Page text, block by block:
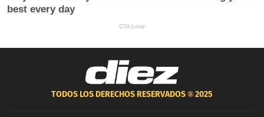
TODOS LOS DERECHOS RESERVADOS ®2025